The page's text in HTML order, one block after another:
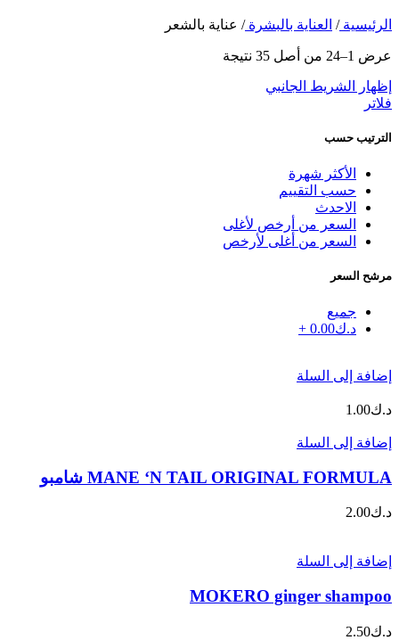
الرئيسية/ العناية بالبشرة/ عناية بالشعر
عرض 1–24 من أصل 35 نتيجة
إظهار الشريط الجانبي
فلاتر
الترتيب حسب
الأكثر شهرة
حسب التقييم
الاحدث
السعر من أرخص لأغلى
السعر من أغلى لأرخص
مرشح السعر
جميع
د.ك0.00
+
إضافة إلى السلة
د.ك1.00
إضافة إلى السلة
MANE ‘N TAIL ORIGINAL FORMULA شامبو
د.ك2.00
إضافة إلى السلة
MOKERO ginger shampoo
د.ك2.50